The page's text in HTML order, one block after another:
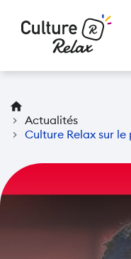
home
chevron_right
Actualités
chevron_right
Culture Relax sur